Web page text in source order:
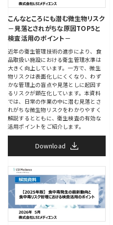
こんなところにも潜む微生物リスク
－見落とされがちな原因TOP5と
検査活用のポイント－
近年の衛生管理技術の進歩により、食
品取扱い施設における衛生管理水準は
大きく向上しています。一方で、微生
物リスクは表面化しにくくなり、わず
かな管理上の盲点や見落としに起因す
るリスクが顕在化しています。本資料
では、日常の作業の中に潜む見落とさ
れがちな微生物リスクをわかりやすく
解説するとともに、衛生検査の有効な
活用ポイントをご紹介します。
Download